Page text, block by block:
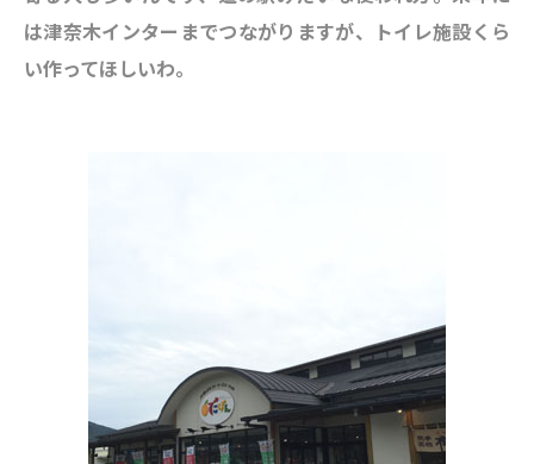
は津奈木インターまでつながりますが、トイレ施設くら
い作ってほしいわ。